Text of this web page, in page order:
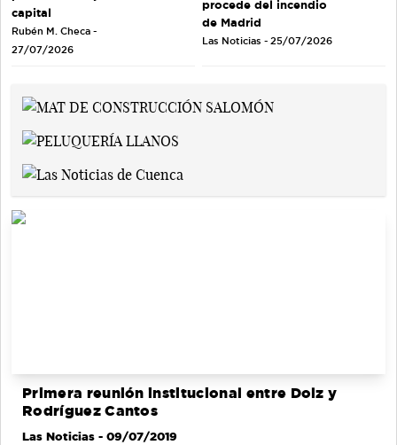
capital
Rubén M. Checa -
27/07/2026
procede del incendio
de Madrid
Las Noticias - 25/07/2026
Primera reunión institucional entre Dolz y
Rodríguez Cantos
Las Noticias - 09/07/2019